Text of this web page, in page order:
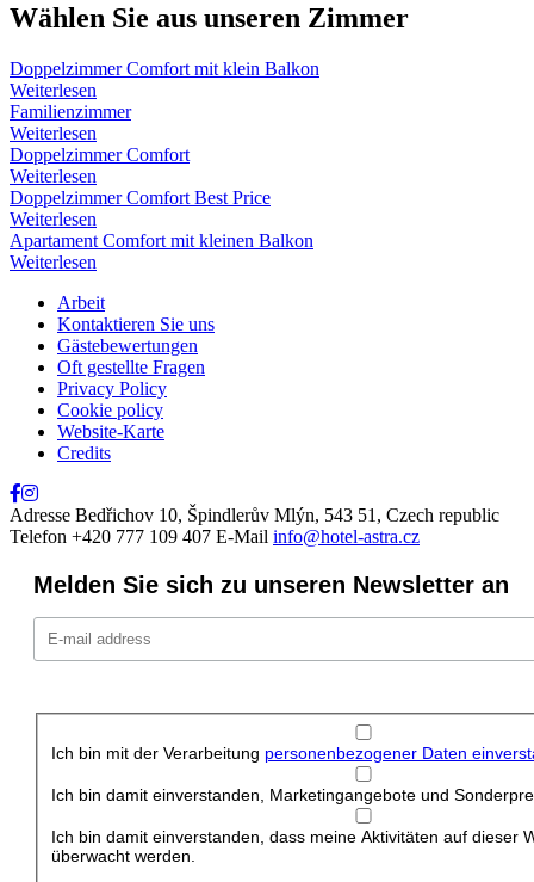
Wählen Sie aus unseren Zimmer
Doppelzimmer Comfort mit klein Balkon
Weiterlesen
Familienzimmer
Weiterlesen
Doppelzimmer Comfort
Weiterlesen
Doppelzimmer Comfort Best Price
Weiterlesen
Apartament Comfort mit kleinen Balkon
Weiterlesen
Arbeit
Kontaktieren Sie uns
Gästebewertungen
Oft gestellte Fragen
Privacy Policy
Cookie policy
Website-Karte
Credits
Adresse Bedřichov 10, Špindlerův Mlýn, 543 51, Czech republic
Telefon +420 777 109 407 E-Mail info@hotel-astra.cz
Melden Sie sich zu unseren Newsletter an
Ich bin mit der Verarbeitung personenbezogener Daten
Ich bin damit einverstanden, Marketingangebote und
Ich bin damit einverstanden, dass meine Aktivitäten auf dieser
überwacht werden.